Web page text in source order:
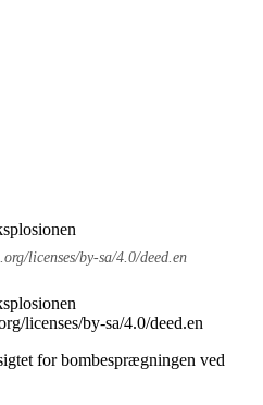
licenses/by-sa/4.0/deed.en
licenses/by-sa/4.0/deed.en
for bombesprægningen ved